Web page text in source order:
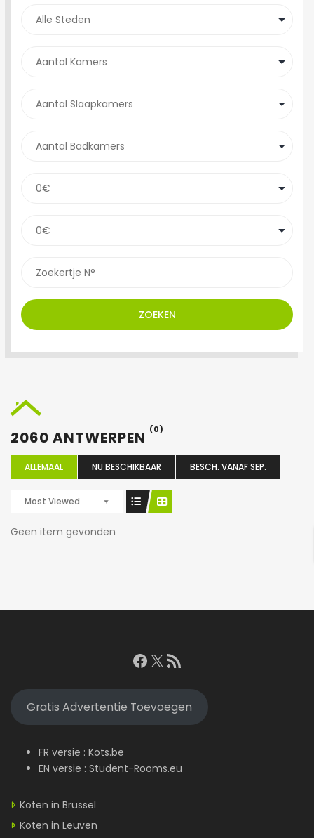
ZOEKEN
2060 ANTWERPEN (0)
ALLEMAAL NU BESCHIKBAAR BESCH. VANAF SEP.
Most Viewed
Geen item gevonden
Facebook
X RSS feed
Gratis Advertentie Toevoegen
FR versie : Kots.be
EN versie : Student-Rooms.eu
Koten in Brussel
Koten in Leuven